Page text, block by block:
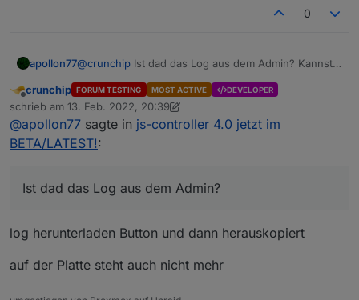
2022-02-13 21:25:31.460 - info:
2022-02-13 21:26:39.217 - info: vis.0
0
apollon77@crunchip Ist dad das Log aus dem Admin? Kannst
mehr steht unter /opt/iobroker/logs/...
Offline
crunchip FORUM TESTING MOST ACTIVE DEVELOPER
schrieb am 13. Feb. 2022, 20:39
zuletzt editiert von crunchip
@apollon77 sagte in js-controller 4.0 jetzt im
BETA/LATEST!:
Ist dad das Log aus dem Admin?
log herunterladen Button und dann herauskopiert
auf der Platte steht auch nicht mehr